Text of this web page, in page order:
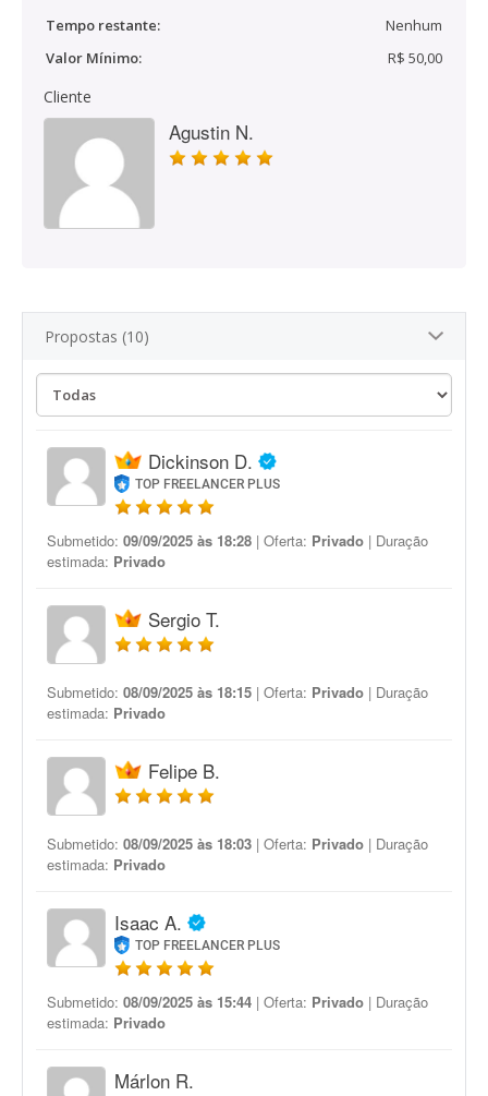
Tempo restante:
Nenhum
Valor Mínimo:
R$ 50,00
Cliente
Agustin N.
Propostas (10)
Dickinson D.
TOP FREELANCER PLUS
Submetido: 09/09/2025 às 18:28 | Oferta: Privado | Duração
estimada: Privado
Sergio T.
Submetido: 08/09/2025 às 18:15 | Oferta: Privado | Duração
estimada: Privado
Felipe B.
Submetido: 08/09/2025 às 18:03 | Oferta: Privado | Duração
estimada: Privado
Isaac A.
TOP FREELANCER PLUS
Submetido: 08/09/2025 às 15:44 | Oferta: Privado | Duração
estimada: Privado
Márlon R.